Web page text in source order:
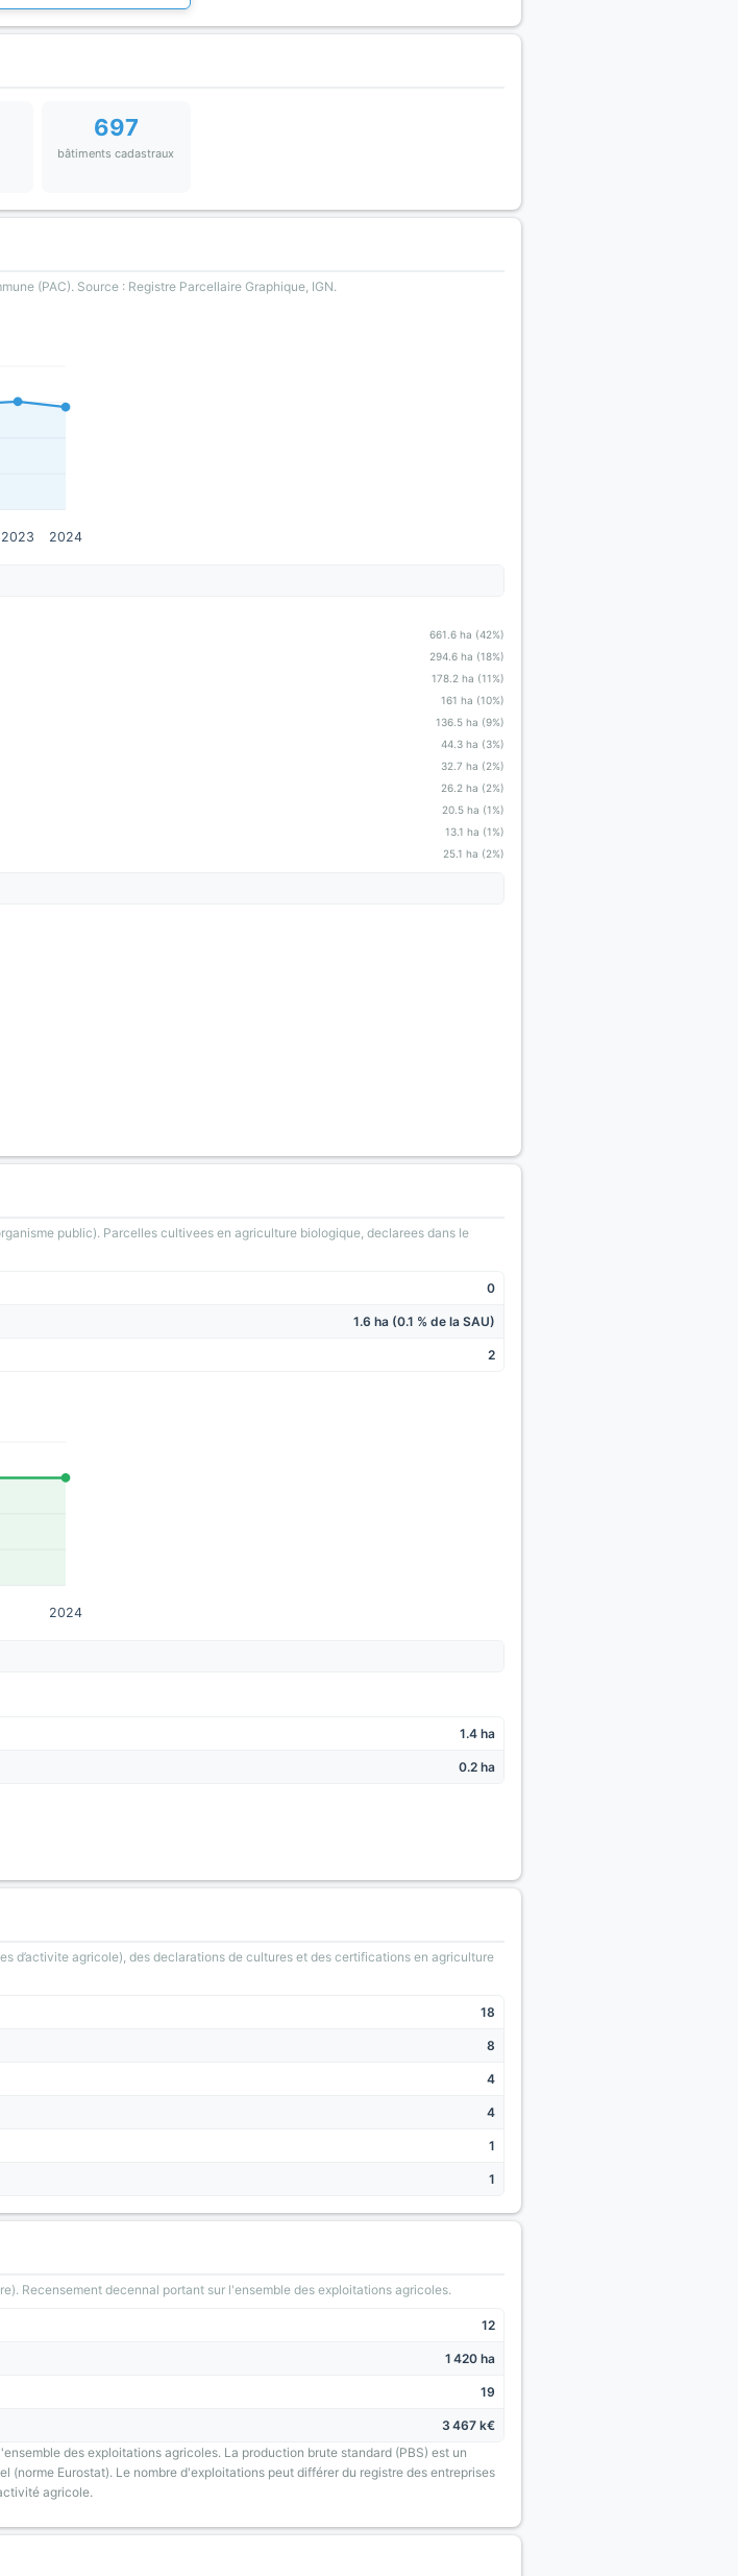
697
bâtiments cadastraux
(PAC). Source : Registre Parcellaire Graphique, IGN.
2023 2024
661.6 ha (42%)
294.6 ha (18%)
178.2 ha (11%)
161 ha (10%)
136.5 ha (9%)
44.3 ha (3%)
32.7 ha (2%)
26.2 ha (2%)
20.5 ha (1%)
13.1 ha (1%)
25.1 ha (2%)
public). Parcelles cultivees en agriculture biologique, declarees dans le
0
1.6 ha (0.1 % de la SAU)
2
2024
1.4 ha
0.2 ha
d’activite agricole), des declarations de cultures et des certifications en agriculture
18
8
4
4
1
1
Recensement decennal portant sur l'ensemble des exploitations agricoles.
12
1 420 ha
19
3 467 k€
des exploitations agricoles. La production brute standard (PBS) est un
Eurostat). Le nombre d'exploitations peut différer du registre des entreprises
agricole.